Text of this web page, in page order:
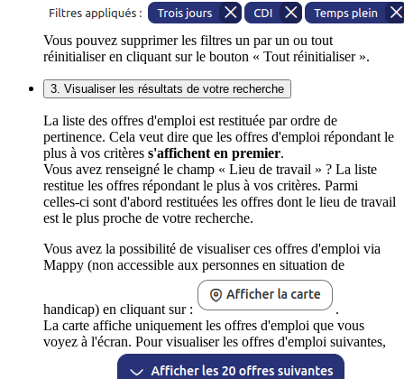
Vous pouvez supprimer les filtres un par un ou tout
réinitialiser en cliquant sur le bouton « Tout réinitialiser ».
3. Visualiser les résultats de votre recherche
La liste des offres d'emploi est restituée par ordre de
pertinence. Cela veut dire que les offres d'emploi répondant le
plus à vos critères s'affichent en premier.
Vous avez renseigné le champ « Lieu de travail » ? La liste
restitue les offres répondant le plus à vos critères. Parmi
celles-ci sont d'abord restituées les offres dont le lieu de travail
est le plus proche de votre recherche.
Vous avez la possibilité de visualiser ces offres d'emploi via
Mappy (non accessible aux personnes en situation de
handicap) en cliquant sur :
.
La carte affiche uniquement les offres d'emploi que vous
voyez à l'écran. Pour visualiser les offres d'emploi suivantes,